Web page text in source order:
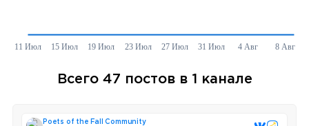
Всего 47 постов в 1 канале
Poets of the Fall Community